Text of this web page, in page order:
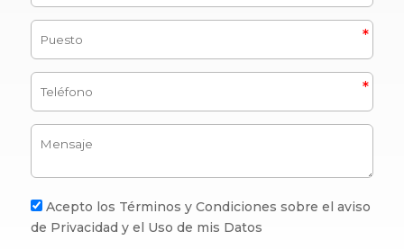
Acepto los Términos y Condiciones sobre el aviso
de Privacidad y el Uso de mis Datos